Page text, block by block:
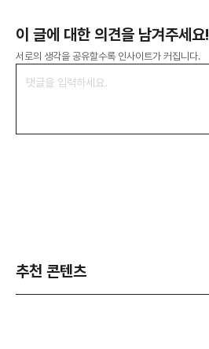
이 글에 대한 의견을 남겨주세요!
서로의 생각을 공유할수록 인사이트가 커집니다.
추천 콘텐츠